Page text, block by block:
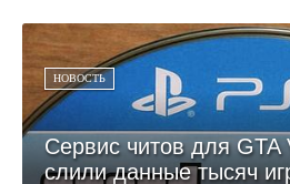
НОВОСТЬ
Сервис читов для
слили данные тысяч